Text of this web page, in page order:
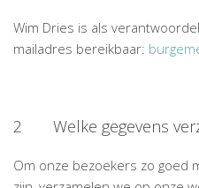
Wim Dries is als
mailadres bereikbaar:
2 Welke gegevens
Om onze bezoekers zo goed